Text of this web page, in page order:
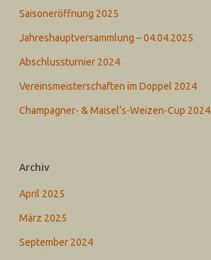
Saisoneröffnung 2025
Jahreshauptversammlung – 04.04.2025
Abschlussturnier 2024
Vereinsmeisterschaften im Doppel 2024
Champagner- & Maisel‘s-Weizen-Cup 2024
Archiv
April 2025
März 2025
September 2024